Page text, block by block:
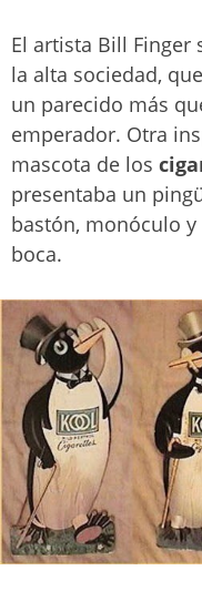
El artista Bill
la alta sociedad,
un parecido más
emperador. Otra
mascota de los
presentaba un
bastón, monóculo
boca.